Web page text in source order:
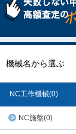
機械名から選ぶ
NC工作機械(0)
NC施盤(0)